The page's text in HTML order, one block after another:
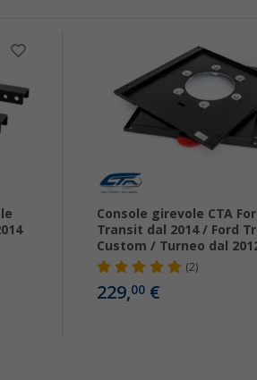
Console girevole CTA
Transit dal 2014 / Ford
Custom / Turneo dal
(2)
229,00€